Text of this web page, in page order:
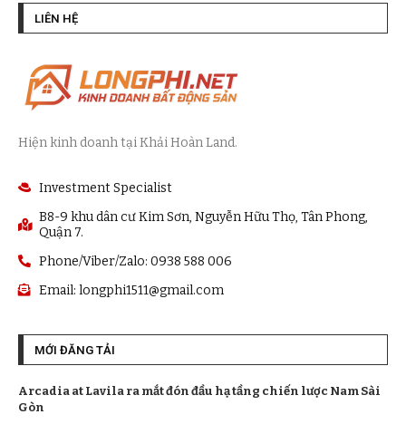
LIÊN HỆ
Hiện kinh doanh tại Khải Hoàn Land.
Investment Specialist
B8-9 khu dân cư Kim Sơn, Nguyễn Hữu Thọ, Tân Phong,
Quận 7.
Phone/Viber/Zalo: 0938 588 006
Email: longphi1511@gmail.com
MỚI ĐĂNG TẢI
Arcadia at Lavila ra mắt đón đầu hạ tầng chiến lược Nam Sài
Gòn